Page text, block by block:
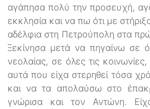
αγάπησα πολύ την προσευχή,
εκκλησία και να πω ότι με
αδέλφια στη Πετρούπολη στα
Ξεκίνησα μετά να πηγαίνω σε
νεολαίας, σε όλες τις
αυτά που είχα στερηθεί τόσα
και να τα απολαύσω στο
γνώρισα και τον Αντώνη.